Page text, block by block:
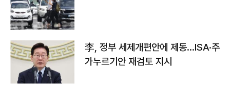
李, 정부 세제개편안에 제동…ISA·주
가누르기안 재검토 지시